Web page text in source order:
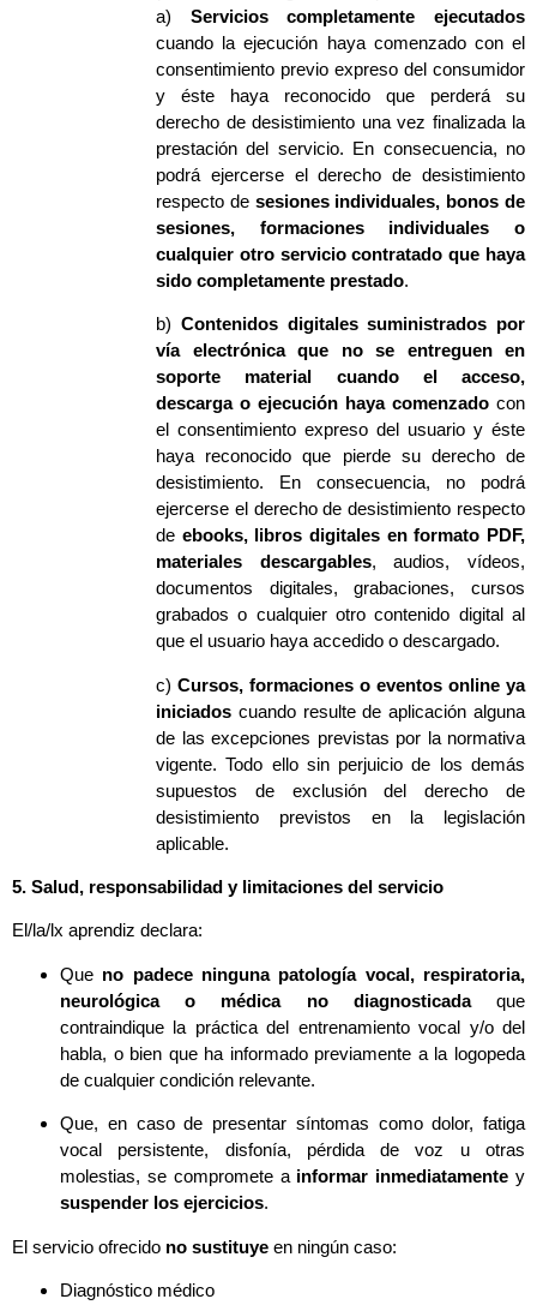
a) Servicios completamente ejecutados
cuando la ejecución haya comenzado con el
consentimiento previo expreso del consumidor
y éste haya reconocido que perderá su
derecho de desistimiento una vez finalizada la
prestación del servicio. En consecuencia, no
podrá ejercerse el derecho de desistimiento
respecto desesiones individuales, bonos de
sesiones, formaciones individuales o
cualquier otro servicio contratado que haya
sido completamente prestado.
b) Contenidos digitales suministrados por
vía electrónica que no se entreguen en
soporte material cuando el acceso,
descarga o ejecución haya comenzado con
el consentimiento expreso del usuario y éste
haya reconocido que pierde su derecho de
desistimiento. En consecuencia, no podrá
ejercerse el derecho de desistimiento respecto
de ebooks, libros digitales en formato PDF,
materiales descargables, audios, vídeos,
documentos digitales, grabaciones, cursos
grabados o cualquier otro contenido digital al
que el usuario haya accedido o descargado.
c) Cursos, formaciones o eventos online ya
iniciados cuando resulte de aplicación alguna
de las excepciones previstas por la normativa
vigente.Todo ello sin perjuicio de los demás
supuestos de exclusión del derecho de
desistimiento previstos en la legislación
aplicable.
5. Salud, responsabilidad y limitaciones del servicio
El/la/lx aprendiz declara:
Que no padece ninguna patología vocal, respiratoria,
neurológica o médica no diagnosticadaque
contraindique la práctica del entrenamiento vocal y/o del
habla, o bien que ha informado previamente a la logopeda
de cualquier condición relevante.
Que, en caso de presentar síntomas como dolor, fatiga
vocal persistente, disfonía, pérdida de voz u otras
molestias, se compromete a informar inmediatamente y
suspender los ejercicios.
El servicio ofrecido no sustituye en ningún caso:
Diagnóstico médico